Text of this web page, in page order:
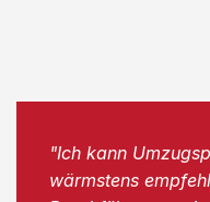
"Ich kann
wärmstens